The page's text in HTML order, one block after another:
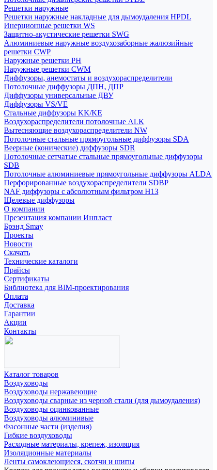
Решетки наружные
Решетки наружные накладные для дымоудаления HPDL
Инерционные решетки WS
Защитно-акустические решетки SWG
Алюминиевые наружные воздухозаборные жалюзийные
решетки CWP
Наружные решетки РН
Наружные решетки CWM
Диффузоры, анемостаты и воздухораспределители
Потолочные диффузоры ДПН, ДПР
Диффузоры универсальные ДВУ
Диффузоры VS/VE
Стальные диффузоры KK/KE
Воздухораспределители потолочные ALK
Вытесняющие воздухораспределители NW
Потолочные стальные прямоугольные диффузоры SDA
Веерные (конические) диффузоры SDR
Потолочные сетчатые стальные прямоугольные диффузоры
SDB
Потолочные алюминиевые прямоугольные диффузоры ALDA
Перфорированные воздухораспределители SDBP
NAF диффузоры с абсолютным фильтром Н13
Щелевые диффузоры
О компании
Презентация компании Инпласт
Брэнд Smay
Проекты
Новости
Скачать
Технические каталоги
Прайсы
Сертификаты
Библиотека для BIM-проектирования
Оплата
Доставка
Гарантии
Акции
Контакты
Каталог товаров
Воздуховоды
Воздуховоды нержавеющие
Воздуховоды сварные из черной стали (для дымоудаления)
Воздуховоды оцинкованные
Воздуховоды алюминивые
Фасонные части (изделия)
Гибкие воздуховоды
Расходные материалы, крепеж, изоляция
Изоляционные материалы
Ленты самоклеющиеся, скотчи и шипы